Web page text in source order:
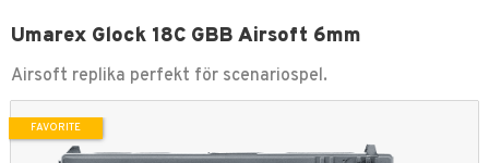
Umarex Glock 18C GBB Airsoft 6mm
Airsoft replika perfekt för scenariospel.
FAVORITE